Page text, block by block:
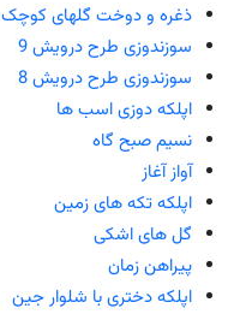
ذغره و دوخت گلهای کوچک
سوزندوزی طرح درویش 9
سوزندوزی طرح درویش 8
اپلکه دوزی اسب ها
نسیم صبح گاه
آواز آغاز
اپلکه تکه های زمین
گل های اشکی
پیراهن زمان
اپلکه دختری با شلوار جین